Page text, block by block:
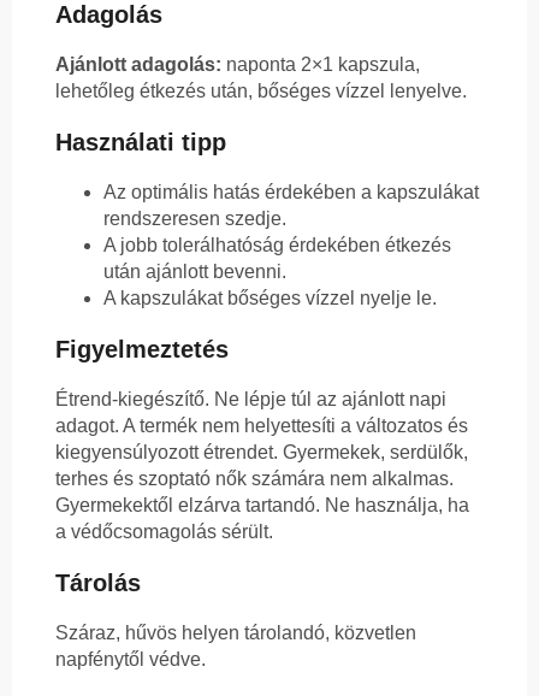
Adagolás
Ajánlott adagolás: naponta 2×1 kapszula,
lehetőleg étkezés után, bőséges vízzel lenyelve.
Használati tipp
Az optimális hatás érdekében a kapszulákat
rendszeresen szedje.
A jobb tolerálhatóság érdekében étkezés
után ajánlott bevenni.
A kapszulákat bőséges vízzel nyelje le.
Figyelmeztetés
Étrend-kiegészítő. Ne lépje túl az ajánlott napi
adagot. A termék nem helyettesíti a változatos és
kiegyensúlyozott étrendet. Gyermekek, serdülők,
terhes és szoptató nők számára nem alkalmas.
Gyermekektől elzárva tartandó. Ne használja, ha
a védőcsomagolás sérült.
Tárolás
Száraz, hűvös helyen tárolandó, közvetlen
napfénytől védve.